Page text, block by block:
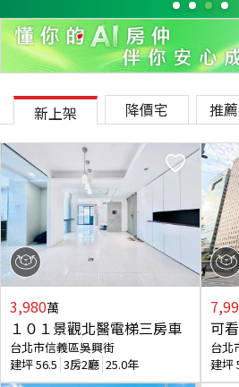
新上架 降價宅 推
3,980萬
１０１景觀北醫電梯三房車
台北市信義區吳興街
建坪56.5 3房2廳 25.0年
可
台北
建坪